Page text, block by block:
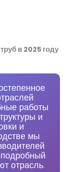
в 2025 году
работы
и
и
мы
отрасль.